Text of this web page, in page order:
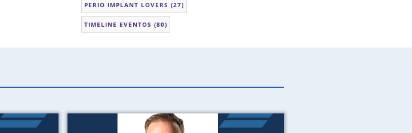
PERIO IMPLANT LOVERS (27)
TIMELINE EVENTOS (80)